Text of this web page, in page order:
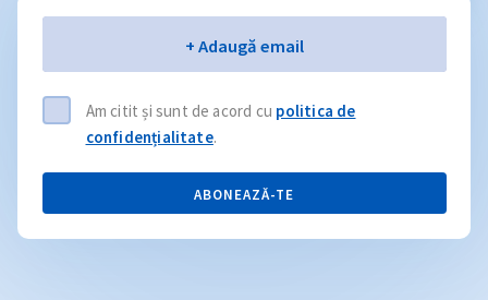
+ Adaugă email
Am citit și sunt de acord cu politica de
confidențialitate.
ABONEAZĂ-TE